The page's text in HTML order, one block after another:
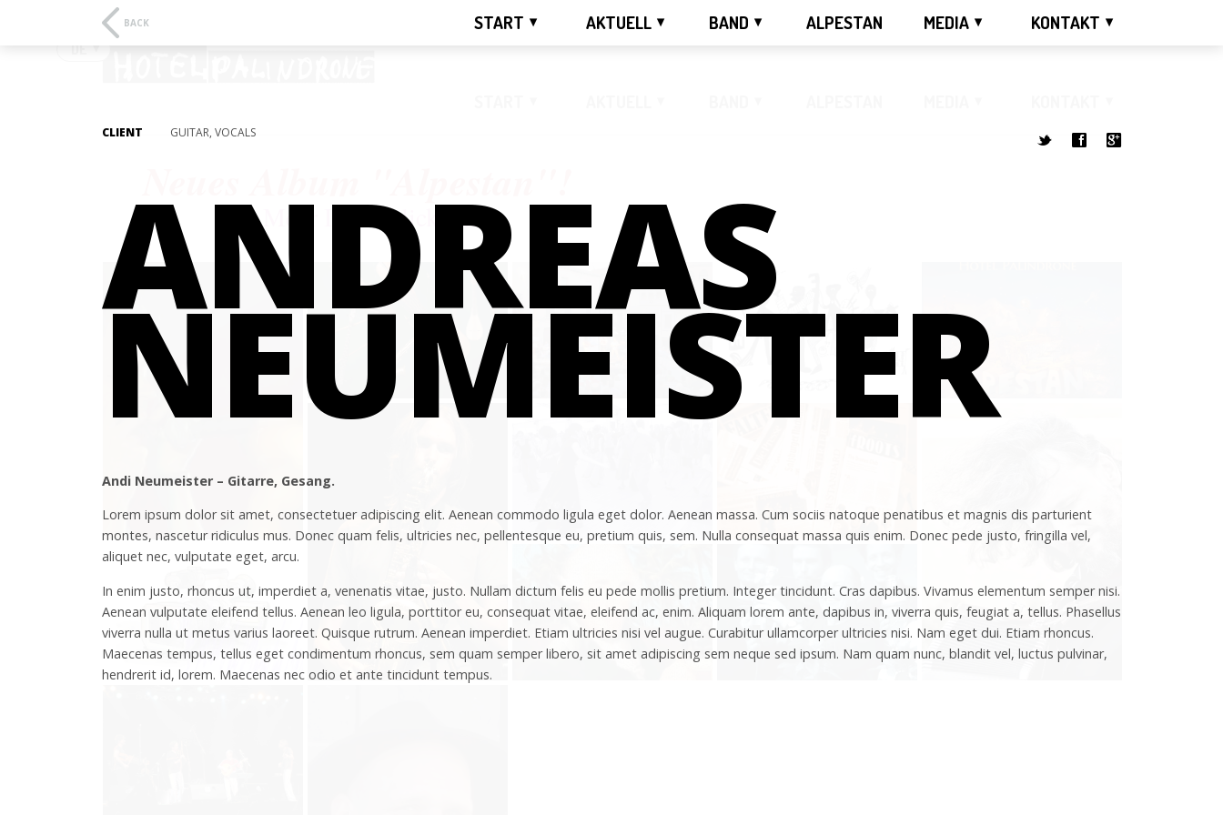
DE
BACK START AKTUELL BAND ALPESTAN MEDIA KONTAKT
Mehr Infos: klick da!
CLIENT GUITAR, VOCALS t f g
ANDREAS
NEUMEISTER
Andi Neumeister – Gitarre, Gesang.
Lorem ipsum dolor sit amet, consectetuer adipiscing elit. Aenean commodo ligula eget dolor. Aenean massa. Cum sociis natoque penatibus et magnis dis parturient
montes, nascetur ridiculus mus. Donec quam felis, ultricies nec, pellentesque eu, pretium quis, sem. Nulla consequat massa quis enim. Donec pede justo, fringilla vel,
aliquet nec, vulputate eget, arcu.
In enim justo, rhoncus ut, imperdiet a, venenatis vitae, justo. Nullam dictum felis eu pede mollis pretium. Integer tincidunt. Cras dapibus. Vivamus elementum semper nisi.
Aenean vulputate eleifend tellus. Aenean leo ligula, porttitor eu, consequat vitae, eleifend ac, enim. Aliquam lorem ante, dapibus in, viverra quis, feugiat a, tellus. Phasellus
viverra nulla ut metus varius laoreet. Quisque rutrum. Aenean imperdiet. Etiam ultricies nisi vel augue. Curabitur ullamcorper ultricies nisi. Nam eget dui. Etiam rhoncus.
Maecenas tempus, tellus eget condimentum rhoncus, sem quam semper libero, sit amet adipiscing sem neque sed ipsum. Nam quam nunc, blandit vel, luctus pulvinar,
hendrerit id, lorem. Maecenas nec odio et ante tincidunt tempus.